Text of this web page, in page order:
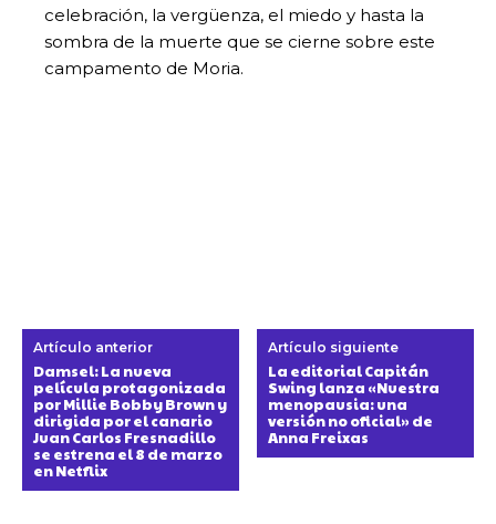
celebración, la vergüenza, el miedo y hasta la
sombra de la muerte que se cierne sobre este
campamento de Moria.
Artículo anterior
Damsel: La nueva
película protagonizada
por Millie Bobby Brown y
dirigida por el canario
Juan Carlos Fresnadillo
se estrena el 8 de marzo
en Netflix
Artículo siguiente
La editorial Capitán
Swing lanza «Nuestra
menopausia: una
versión no oficial» de
Anna Freixas